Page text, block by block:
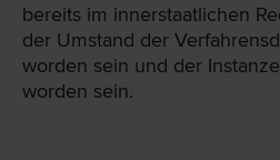
bereits im innerstaatlichen
der Umstand der
worden sein und der
worden sein.